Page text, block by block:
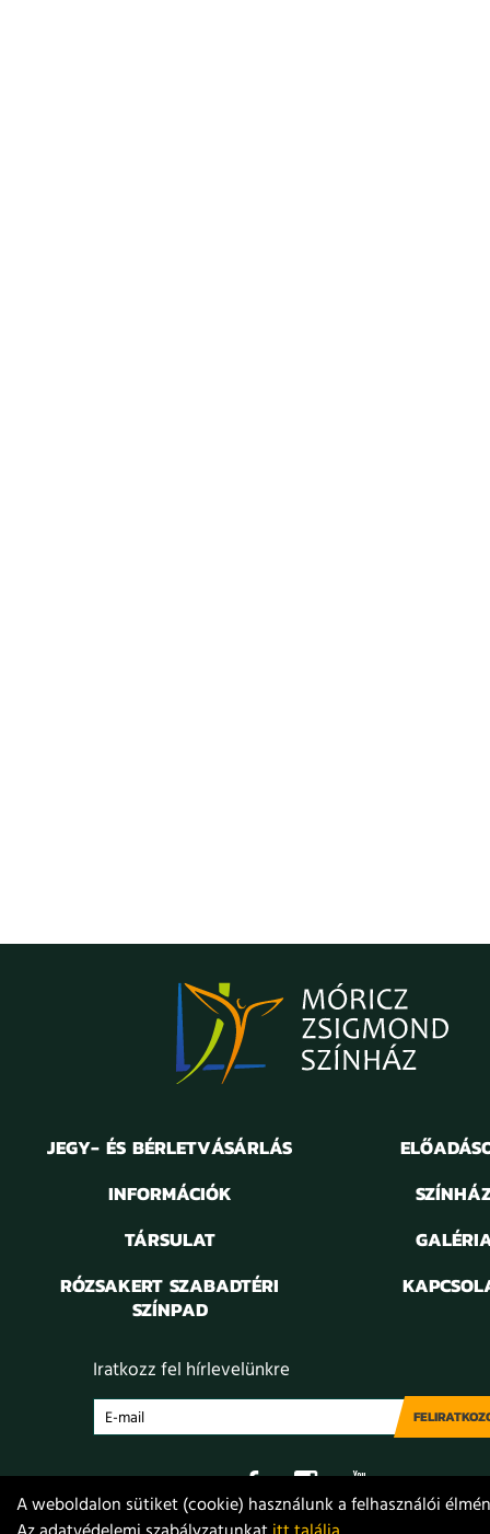
JEGY- ÉS BÉRLETVÁSÁRLÁS
INFORMÁCIÓK
TÁRSULAT
RÓZSAKERT SZABADTÉRI
SZÍNPAD
Iratkozz fel hírlevelünkre
A weboldalon sütiket (cookie) használunk a felhasználói